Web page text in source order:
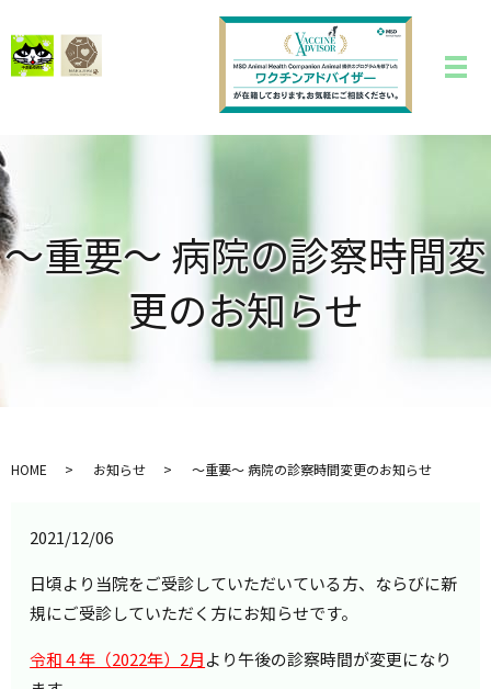
〜重要〜 病院の診察時間変
更のお知らせ
HOME お知らせ 〜重要〜 病院の診察時間変更のお知らせ
2021/12/06
日頃より当院をご受診していただいている方、ならびに新
規にご受診していただく方にお知らせです。
令和４年（2022年）2月より午後の診察時間が変更になり